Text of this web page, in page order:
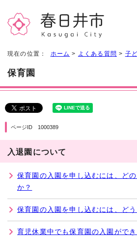
現在の位置： ホーム > よくある質問 > 子
保育園
ページID 1000389
入退園について
保育園の入園を申し込むには、ど
か？
保育園の入園を申し込むには、ど
育児休業中でも保育園の入園ができ